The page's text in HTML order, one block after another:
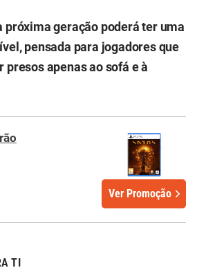
próxima geração poderá ter uma
pensada para jogadores que
presos apenas ao sofá e à
Ver Promoção
TI